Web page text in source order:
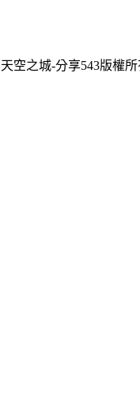
天空之城-分享543版權